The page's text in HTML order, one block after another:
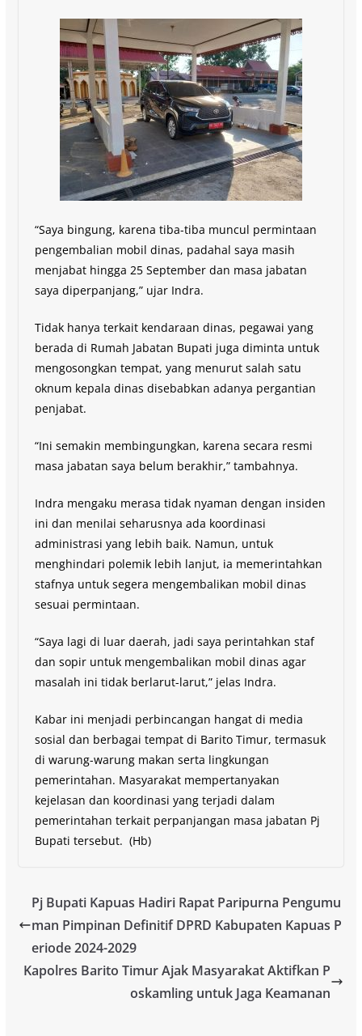
“Saya bingung, karena tiba-tiba muncul permintaan
pengembalian mobil dinas, padahal saya masih
menjabat hingga 25 September dan masa jabatan
saya diperpanjang,” ujar Indra.
Tidak hanya terkait kendaraan dinas, pegawai yang
berada di Rumah Jabatan Bupati juga diminta untuk
mengosongkan tempat, yang menurut salah satu
oknum kepala dinas disebabkan adanya pergantian
penjabat.
“Ini semakin membingungkan, karena secara resmi
masa jabatan saya belum berakhir,” tambahnya.
Indra mengaku merasa tidak nyaman dengan insiden
ini dan menilai seharusnya ada koordinasi
administrasi yang lebih baik. Namun, untuk
menghindari polemik lebih lanjut, ia memerintahkan
stafnya untuk segera mengembalikan mobil dinas
sesuai permintaan.
“Saya lagi di luar daerah, jadi saya perintahkan staf
dan sopir untuk mengembalikan mobil dinas agar
masalah ini tidak berlarut-larut,” jelas Indra.
Kabar ini menjadi perbincangan hangat di media
sosial dan berbagai tempat di Barito Timur, termasuk
di warung-warung makan serta lingkungan
pemerintahan. Masyarakat mempertanyakan
kejelasan dan koordinasi yang terjadi dalam
pemerintahan terkait perpanjangan masa jabatan Pj
Bupati tersebut. (Hb)
Pj Bupati Kapuas Hadiri Rapat Paripurna Pengumu
man Pimpinan Definitif DPRD Kabupaten Kapuas P
eriode 2024-2029
Kapolres Barito Timur Ajak Masyarakat Aktifkan P
oskamling untuk Jaga Keamanan